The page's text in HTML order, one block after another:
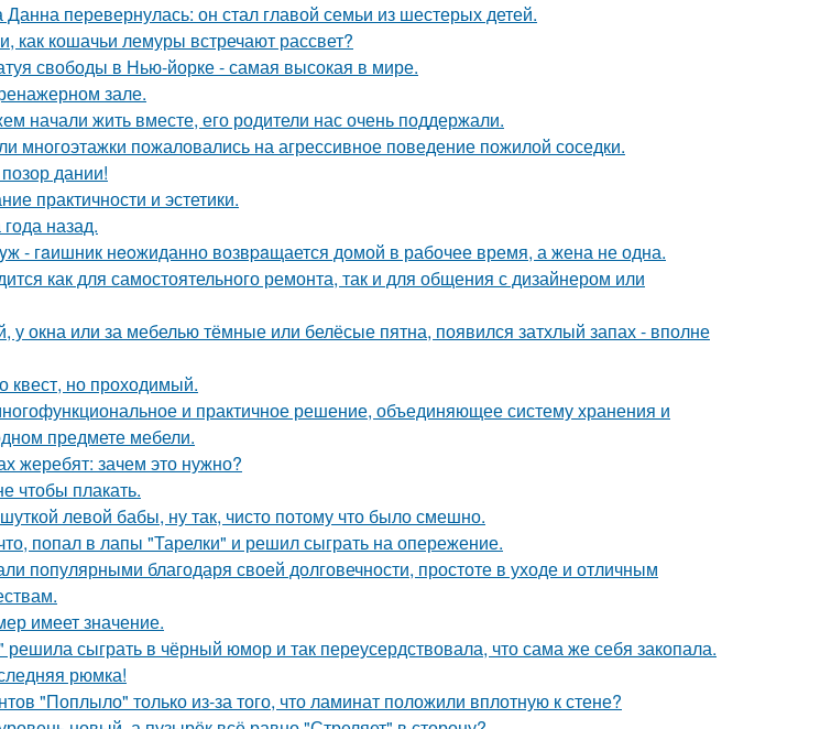
Данна перевернулась: он стал главой семьи из шестерых детей.
как кошачьи лемуры встречают рассвет?
свободы в Нью-йорке - самая высокая в мире.
зале.
начали жить вместе, его родители нас очень поддержали.
многоэтажки пожаловались на агрессивное поведение пожилой соседки.
дании!
практичности и эстетики.
назад.
- гaишник нeoжиданно возвpaщается домой в рабочее время, а жена не одна.
как для самостоятельного ремонта, так и для общения с дизайнером или
у окна или за мебелью тёмные или белёсые пятна, появился затхлый запах - вполне
квест, но проходимый.
и практичное решение, объединяющее систему хранения и
предмете мебели.
жеребят: зачем это нужно?
чтобы плакать.
левой бабы, ну так, чисто потому что было смешно.
попал в лапы "Тарелки" и решил сыграть на опережение.
популярными благодаря своей долговечности, простоте в уходе и отличным
имеет значение.
сыграть в чёрный юмор и так переусердствовала, что сама же себя закопала.
рюмка!
"Поплыло" только из-за того, что ламинат положили вплотную к стене?